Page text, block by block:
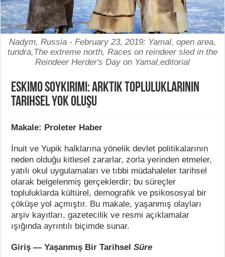
Nadym, Russia - February 23, 2019: Yamal, open area,
tundra,The extreme north, Races on reindeer sled in the
Reindeer Herder's Day on Yamal,editorial
Eskimo Soykırımı: Arktik Topluluklarının
Tarihsel Yok Oluşu
Makale: Proleter Haber
İnuit ve Yupik halklarına yönelik devlet politikalarının
neden olduğu kitlesel zararlar, zorla yerinden etmeler,
yatılı okul uygulamaları ve tıbbi müdahaleler tarihsel
olarak belgelenmiş gerçeklerdir; bu süreçler
topluluklarda kültürel, demografik ve psikososyal bir
çöküşe yol açmıştır. Bu makale, yaşanmış olayları
arşiv kayıtları, gazetecilik ve resmi açıklamalar
ışığında ayrıntılı biçimde sunar.
Giriş — Yaşanmış Bir TarihselSüre